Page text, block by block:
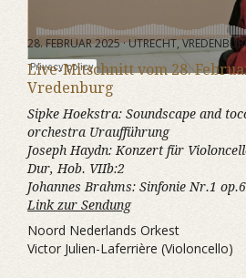
28. FEBRUAR 2025 · UTRECHT,
Live-Mitschnitt vom 28.
Vredenburg
Sipke Hoekstra: Soundscape and
orchestra Uraufführung
Joseph Haydn: Konzert für
Dur, Hob. VIIb:2
Johannes Brahms: Sinfonie Nr.1
Link zur Sendung
Noord Nederlands Orkest
Victor Julien-Laferrière (Violoncello)